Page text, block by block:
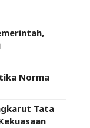
Norma
Tata